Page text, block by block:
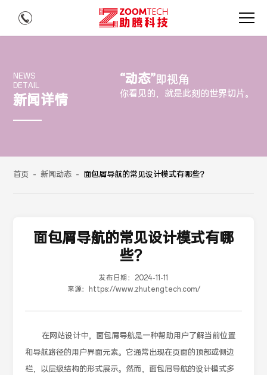
NEWS
DETAIL
新闻详情
“动态”即视角
你看见的，就是此刻的世界切片。
首页 - 新闻动态 - 面包屑导航的常见设计模式有哪些？
面包屑导航的常见设计模式有哪
些？
发布日期： 2024-11-11
来源：
https://www.zhutengtech.com/
在网站设计中，面包屑导航是一种帮助用户了解当前位置
和导航路径的用户界面元素。它通常出现在页面的顶部或侧边
栏，以层级结构的形式展示。然而，面包屑导航的设计模式多